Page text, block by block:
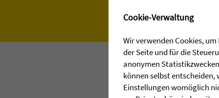
Cookie-Verwaltung
Wir verwenden Cookies,
der Seite und für die
anonymen
können selbst entscheiden,
Einstellungen womöglich